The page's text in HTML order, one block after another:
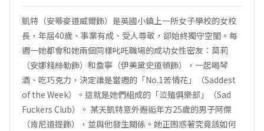
凱特（安蒂麥道威爾飾）是英國小鎮上一所女子學校的女校
長，年屆40歲、事業有成、受人尊敬，卻始終獨守空閨。每
週一她都會和她兩個同樣叱吒職場的成功女性密友：莫莉
（安娜錢絲勒飾）和詹寧（伊美黛史道頓飾），一起喝琴
酒、吃巧克力，決定誰是當週的「No.1苦情花」（Saddest
of the Week）。這就是她們組成的「泣殖俱樂部」（Sad
Fuckers Club）。 某天凱特意外邂逅年方25歲的男子阿傑
（肯尼道提飾），並與他發生關係。她正困惑著究竟該如何